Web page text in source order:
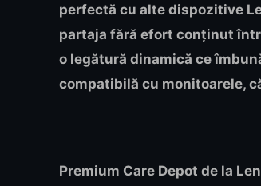
perfectă cu alte dispozitive
partaja fără efort conținut
o legătură dinamică ce
compatibilă cu monitoarele,
Premium Care Depot de la